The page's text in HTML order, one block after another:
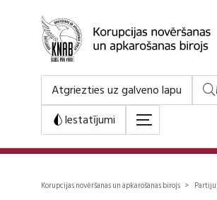
Atgriezties uz galveno lapu
Iestatījumi
Korupcijas novēršanas un apkarošanas birojs >